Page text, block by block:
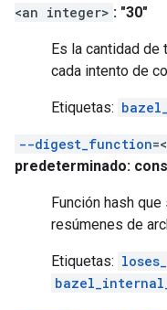
<an integer> : "30"
Es la cantidad
cada intento de
Etiquetas:
--digest_function
predeterminado:
Función hash
resúmenes de
Etiquetas: